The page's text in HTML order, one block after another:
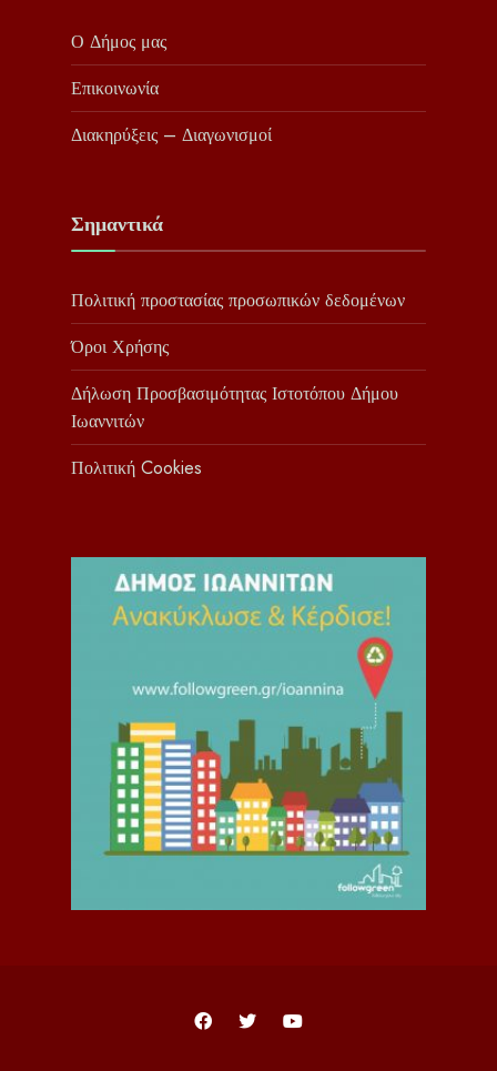
Ο Δήμος μας
Επικοινωνία
Διακηρύξεις – Διαγωνισμοί
Σημαντικά
Πολιτική προστασίας προσωπικών δεδομένων
Όροι Χρήσης
Δήλωση Προσβασιμότητας Ιστοτόπου Δήμου
Ιωαννιτών
Πολιτική Cookies